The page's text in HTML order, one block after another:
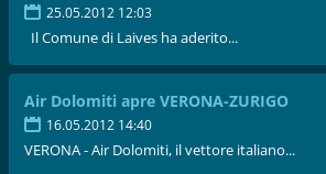
25.05.2012 12:03
Il Comune di Laives ha aderito...
Air Dolomiti apre VERONA-ZURIGO
16.05.2012 14:40
VERONA - Air Dolomiti, il vettore italiano...